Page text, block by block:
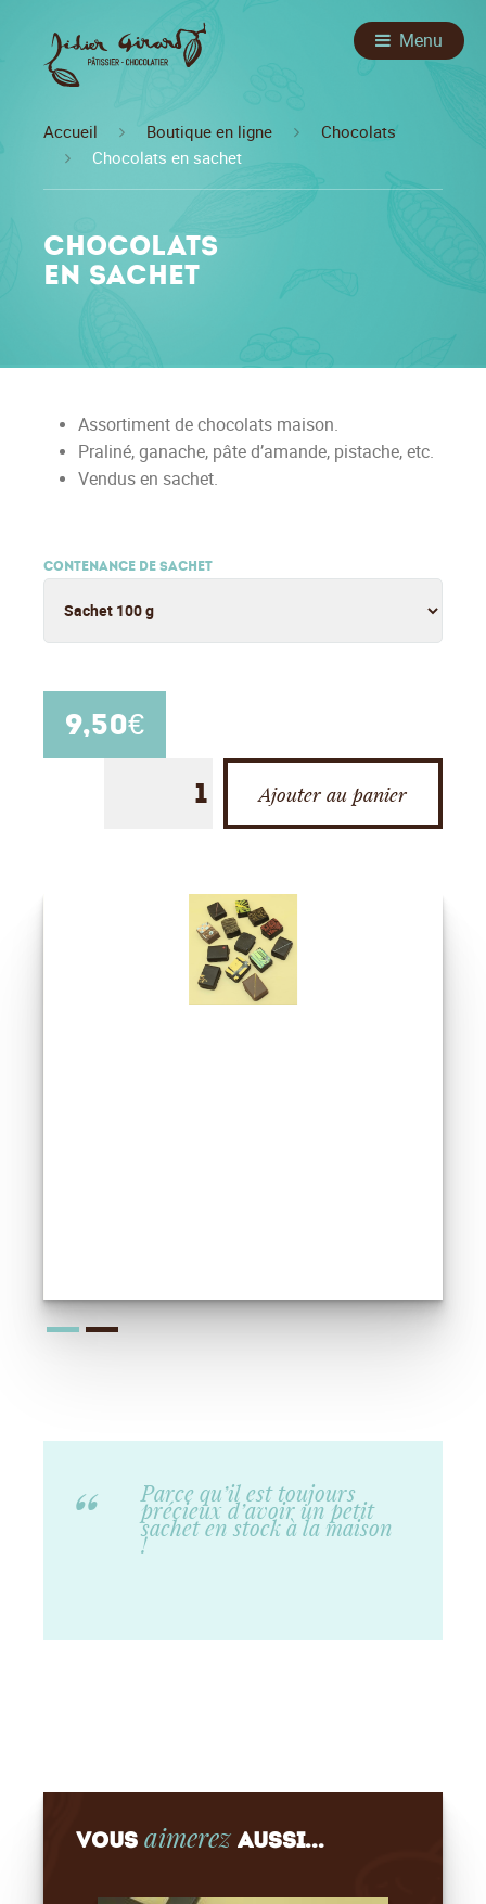
Accueil Boutique en ligne
Chocolats
Chocolats en sachet
Chocolats
en sachet
Assortiment de chocolats maison.
Praliné, ganache, pâte d’amande, pistache, etc.
Vendus en sachet.
CONTENANCE DE SACHET
9,50€
Ajouter au panier
Parce qu’il est toujours
précieux d’avoir un petit
sachet en stock à la maison
!
Vous aimerez aussi...
Menu